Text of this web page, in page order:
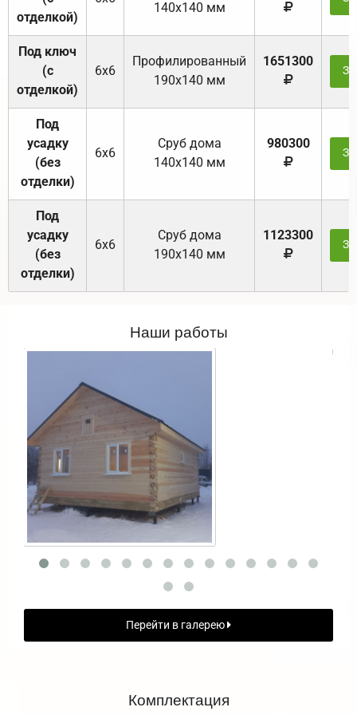
отделкой)
140х140 мм
Под ключ
(с
отделкой)
6х6
Профилированный
190х140 мм
1651300
Под
усадку
(без
отделки)
6х6
Cруб дома
140х140 мм
980300
Под
усадку
(без
отделки)
6х6
Cруб дома
190х140 мм
1123300
Наши работы
Перейти в галерею
Комплектация